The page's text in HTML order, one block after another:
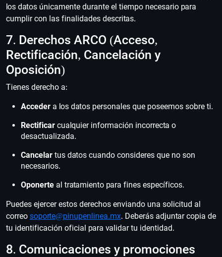
los datos únicamente durante el tiempo necesario para
cumplir con las finalidades descritas.
7. Derechos ARCO (Acceso,
Rectificación, Cancelación y
Oposición)
Tienes derecho a:
Acceder a los datos personales que poseemos sobre ti.
Rectificar cualquier información incorrecta o
desactualizada.
Cancelar tus datos cuando consideres que no son
necesarios.
Oponerte al tratamiento para fines específicos.
Puedes ejercer estos derechos enviando una solicitud al
correo soporte@pinupenlinea.mx. Deberás adjuntar copia de
tu identificación oficial para validar tu identidad.
8. Comunicaciones y promociones